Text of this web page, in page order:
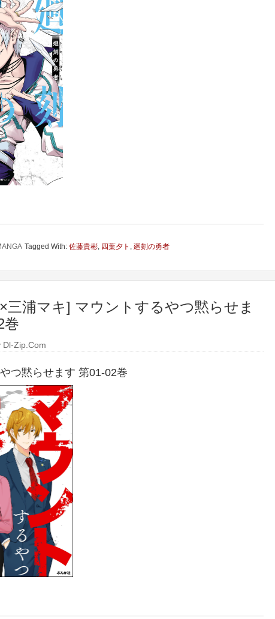
Tagged With: 佐藤貴彬, 四葉夕ト , 廻刻の勇者
三浦マキ] マウントするやつ黙らせま
巻
Dl-Zip.Com
つ黙らせます 第01-02巻